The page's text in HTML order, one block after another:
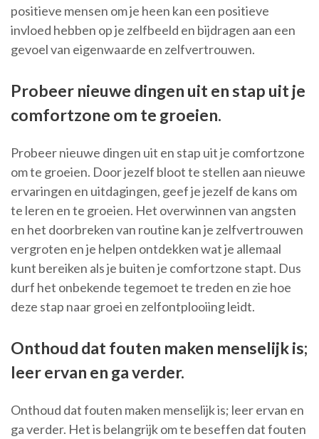
positieve mensen om je heen kan een positieve
invloed hebben op je zelfbeeld en bijdragen aan een
gevoel van eigenwaarde en zelfvertrouwen.
Probeer nieuwe dingen uit en stap uit je
comfortzone om te groeien.
Probeer nieuwe dingen uit en stap uit je comfortzone
om te groeien. Door jezelf bloot te stellen aan nieuwe
ervaringen en uitdagingen, geef je jezelf de kans om
te leren en te groeien. Het overwinnen van angsten
en het doorbreken van routine kan je zelfvertrouwen
vergroten en je helpen ontdekken wat je allemaal
kunt bereiken als je buiten je comfortzone stapt. Dus
durf het onbekende tegemoet te treden en zie hoe
deze stap naar groei en zelfontplooiing leidt.
Onthoud dat fouten maken menselijk is;
leer ervan en ga verder.
Onthoud dat fouten maken menselijk is; leer ervan en
ga verder. Het is belangrijk om te beseffen dat fouten